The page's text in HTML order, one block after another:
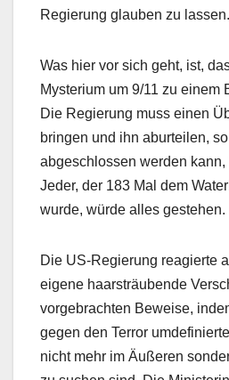
Regierung glauben zu lassen.
Was hier vor sich geht, ist,
Mysterium um 9/11 zu einem
Die Regierung muss einen
bringen und ihn aburteilen, so
abgeschlossen werden
Jeder, der 183 Mal dem
wurde, würde alles gestehen.
Die US-Regierung reagierte
eigene haarsträubende
vorgebrachten Beweise,
gegen den Terror
nicht mehr im Äußeren